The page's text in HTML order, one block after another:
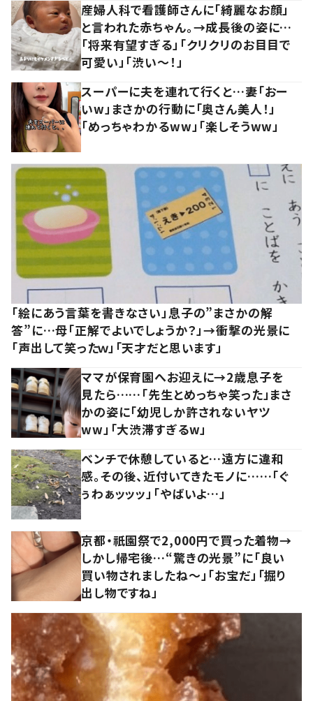
産婦人科で看護師さんに「綺麗なお顔」
と言われた赤ちゃん。→成長後の姿に…
「将来有望すぎる」「クリクリのお目目で
可愛い」「渋い～！」
スーパーに夫を連れて行くと…妻「おー
いw」まさかの行動に「奥さん美人！」
「めっちゃわかるww」「楽しそうww」
「絵にあう言葉を書きなさい」息子の”まさかの解
答”に…母「正解でよいでしょうか？」→衝撃の光景に
「声出して笑ったｗ」「天才だと思います」
ママが保育園へお迎えに→2歳息子を
見たら……「先生とめっちゃ笑った」まさ
かの姿に「幼児しか許されないヤツ
ww」「大渋滞すぎるw」
ベンチで休憩していると…遠方に違和
感。その後、近付いてきたモノに……「ぐ
ぅわぁッッッ」「やばいよ…」
京都・祇園祭で2,000円で買った着物→
しかし帰宅後…“驚きの光景”に「良い
買い物されましたね～」「お宝だ」「掘り
出し物ですね」